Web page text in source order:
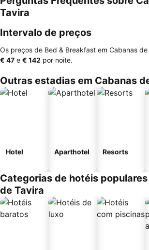
Tavira
Intervalo de preços
Os preços de Bed & Breakfast em Cabanas
‎€ 47 e ‎€ 142 por noite.
Outras estadias em Cabanas
Hotel Aparthotel Resorts
Categorias de hotéis
de Tavira